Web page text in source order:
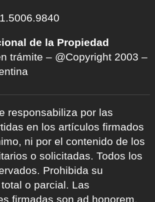
de la Propiedad
trámite – @Copyright 2003 –
responsabiliza por las
en los artículos firmados
ni por el contenido de los
o solicitadas. Todos los
Prohibida su
o parcial. Las
firmadas son ad honorem.